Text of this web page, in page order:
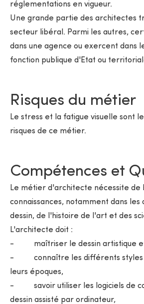
réglementations en vigueur.
Une grande partie des architectes
secteur libéral. Parmi les autres,
dans une agence ou exercent dans
fonction publique d'Etat ou
Risques du métier
Le stress et la fatigue visuelle sont
risques de ce métier.
Compétences et
Le métier d'architecte nécessite de
connaissances, notamment dans les
dessin, de l'histoire de l'art et des
L'architecte doit :
- maîtriser le dessin artistique et
- connaître les différents styles
leurs époques,
- savoir utiliser les logiciels de
dessin assisté par ordinateur,